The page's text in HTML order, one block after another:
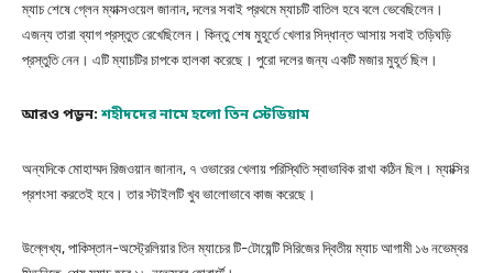
ম্যাচ শেষে গ্লেন ম্যাক্সওয়েল জানান, দলের সবাই প্রথমে ম্যাচটি বাতিল হবে বলে ভেবেছিলেন।
এজন্য তারা ব্যাগ প্রস্তুত রেখেছিলেন। কিন্তু শেষ মুহূর্তে খেলার সিদ্ধান্ত আসায় সবাই তড়িঘড়ি
প্রস্তুতি নেন। এটি ম্যাচটির চাপকে হালকা করেছে। পুরো দলের জন্য একটি মজার মুহূর্ত ছিল।
আরও পড়ুন: শহীদদের নামে হলো তিন স্টেডিয়াম
অন্যদিকে মোহাম্মদ রিজওয়ান জানান, ৭ ওভারের খেলায় পরিস্থিতি স্বাভাবিক রাখা কঠিন ছিল। ম্যাক্সির
প্রশংসা করতেই হবে। তার স্টাইলটি খুব ভালোভাবে কাজ করেছে।
উল্লেখ্য, পাকিস্তান-অস্ট্রেলিয়ার তিন ম্যাচের টি-টোয়েন্টি সিরিজের দ্বিতীয় ম্যাচ আগামী ১৬ নভেম্বর